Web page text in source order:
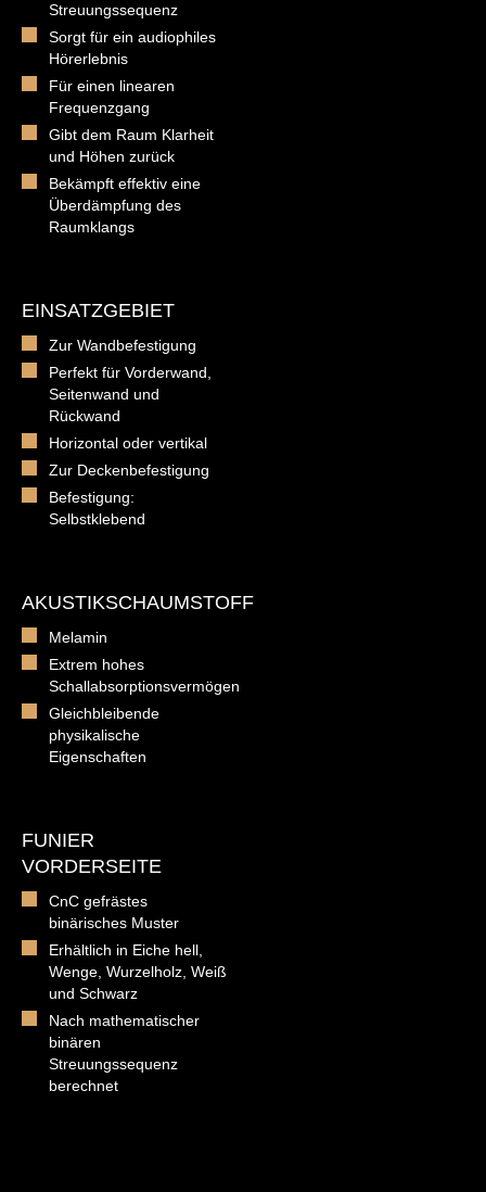
Streuungssequenz
Sorgt für ein audiophiles
Hörerlebnis
Für einen linearen
Frequenzgang
Gibt dem Raum Klarheit
und Höhen zurück
Bekämpft effektiv eine
Überdämpfung des
Raumklangs
EINSATZGEBIET
Zur Wandbefestigung
Perfekt für Vorderwand,
Seitenwand und
Rückwand
Horizontal oder vertikal
Zur Deckenbefestigung
Befestigung:
Selbstklebend
AKUSTIKSCHAUMSTOFF
Melamin
Extrem hohes
Schallabsorptionsvermögen
Gleichbleibende
physikalische
Eigenschaften
FUNIER
VORDERSEITE
CnC gefrästes
binärisches Muster
Erhältlich in Eiche hell,
Wenge, Wurzelholz, Weiß
und Schwarz
Nach mathematischer
binären
Streuungssequenz
berechnet